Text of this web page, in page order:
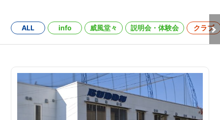
ALL info 威風堂々 説明会・体験会 クラブ